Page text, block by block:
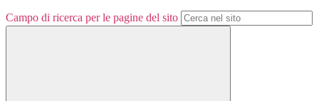
Campo di ricerca per le pagine del sito